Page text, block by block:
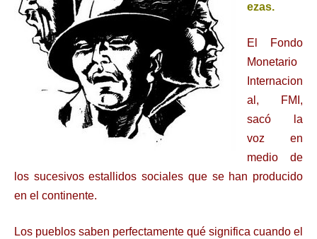
ezas.
El Fondo
Monetario
Internacion
al, FMI,
sacó la
voz en
medio de
los sucesivos estallidos sociales que se han producido
en el continente.
Los pueblos saben perfectamente qué significa cuando el